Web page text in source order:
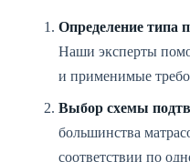
Определение типа
Наши эксперты
и применимые
Выбор схемы
большинства
соответствии по